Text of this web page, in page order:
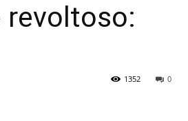
revoltoso:
0
1352